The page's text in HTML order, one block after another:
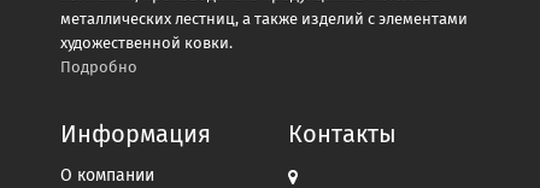
металлических лестниц, а также изделий с элементами
художественной ковки.
Подробно
Информация
О компании
Контакты